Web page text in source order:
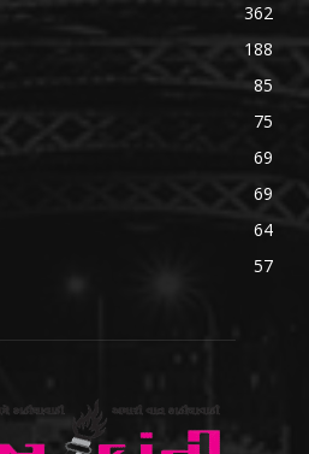
362
188
85
75
69
69
64
57